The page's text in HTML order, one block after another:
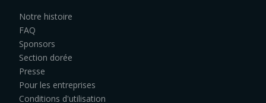
Notre histoire
FAQ
Sponsors
Section dorée
Presse
Pour les entreprises
Conditions d'utilisation